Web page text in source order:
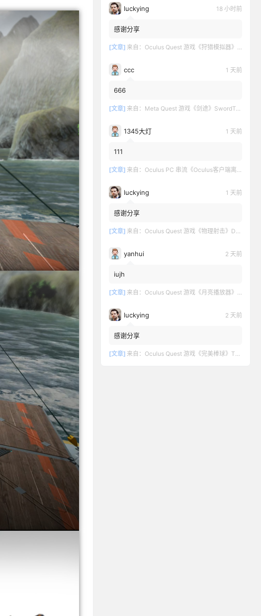
luckying 18 小时前
感谢分享
[文章] 来自： Oculus Quest 游戏《狩猎模拟器》Hunting Simulator
ccc 1 天前
666
[文章] 来自： Meta Quest 游戏《剑途》SwordTrip
1345大灯 1 天前
111
[文章] 来自： Oculus PC 串流《Oculus客户端离线版》最新版下载
luckying 1 天前
感谢分享
[文章] 来自： Oculus Quest 游戏《物理射击》DOWNSHOT
yanhui 2 天前
iujh
[文章] 来自： Oculus Quest 游戏《月亮播放器》Moon VR Video Player
luckying 2 天前
感谢分享
[文章] 来自： Oculus Quest 游戏《完美棒球》TOTALLY BASEBALL